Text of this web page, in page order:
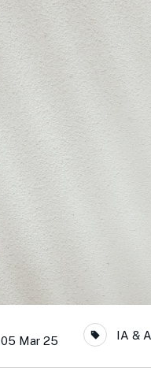
05 Mar 25 IA &